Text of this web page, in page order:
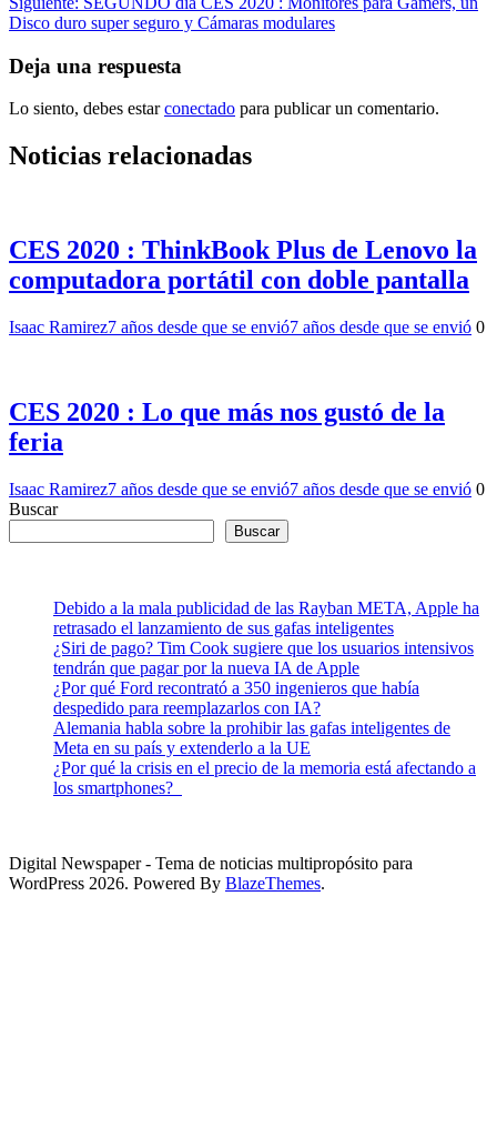
entradas
Disco duro super seguro y Cámaras modulares
Deja una respuesta
Lo siento, debes estarconectado para publicar un comentario.
Noticias relacionadas
CES 2020 : ThinkBook Plus de Lenovo la
computadora portátil con doble pantalla
Isaac Ramirez7 años desde que se envió7 años desde que se envió 0
CES 2020 : Lo que más nos gustó de la
feria
Isaac Ramirez7 años desde que se envió7 años desde que se envió 0
Buscar
Buscar
Debido a la mala publicidad de las Rayban META, Apple ha
retrasado el lanzamiento de sus gafas inteligentes
¿Siri de pago? Tim Cook sugiere que los usuarios intensivos
tendrán que pagar por la nueva IA de Apple
¿Por qué Ford recontrató a 350 ingenieros que había
despedido para reemplazarlos con IA?
Alemania habla sobre la prohibir las gafas inteligentes de
Meta en su país y extenderlo a la UE
¿Por qué la crisis en el precio de la memoria está afectando a
los smartphones?
Digital Newspaper - Tema de noticias multipropósito para
WordPress 2026. Powered By BlazeThemes.